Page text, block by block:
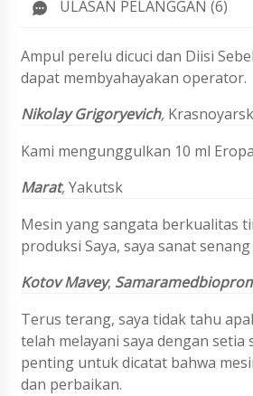
ULASAN PELANGGAN (6)
Ampul perelu dicuci dan Diisi
dapat membyahayakan operator.
Nikolay Grigoryevich, Krasnoyarsk
Kami mengunggulkan 10 ml
Marat,Yakutsk
Mesin yang sangata berkualitas
produksi Saya, saya sanat
KotovMavey,
Terus terang, saya tidak tahu
telah melayani saya dengan
penting untuk dicatat bahwa
dan perbaikan.